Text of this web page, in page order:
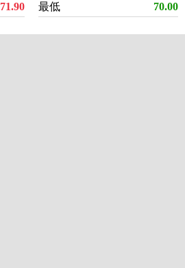
71.90 最低 70.00